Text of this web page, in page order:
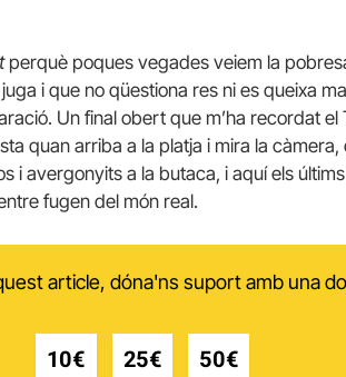
perquè poques vegades veiem la
i que no qüestiona res ni es queixa
Un final obert que m’ha recordat el
quan arriba a la platja i mira la
i avergonyits a la butaca, i aquí els
fugen del món real.
article, dóna'ns suport amb una
10€ 25€ 50€